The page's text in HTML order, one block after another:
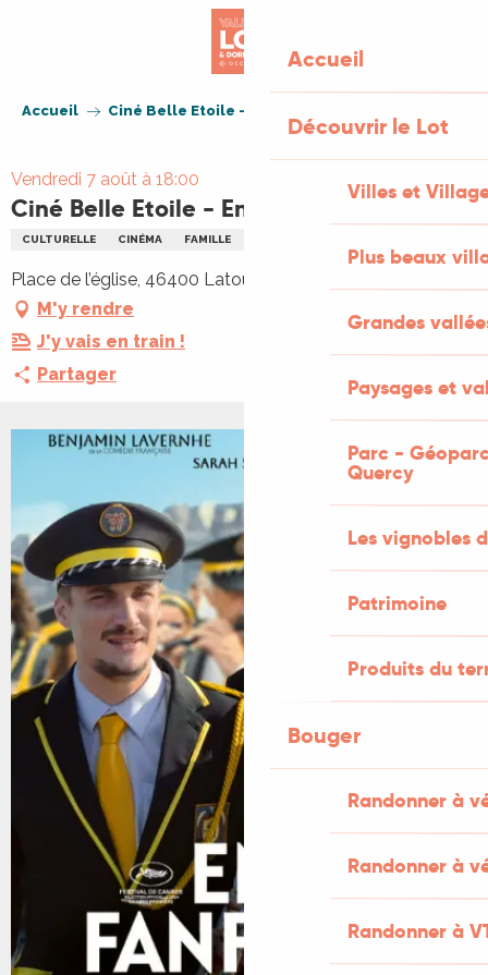
Accueil
Découvrir le Lot
Villes et
Plus beaux
Grandes
Paysages et
Parc -
Quercy
Les vignobles
Patrimoine
Produits du
Bouger
Randonner à
Randonner à
Randonner à
Accueil Ciné Belle Etoile - En Fanfare
Vendredi 7 août à 18:00
Ciné Belle Etoile - En Fanfare
CULTURELLE CINÉMA FAMILLE
Place de l’église, 46400 Latouille-Lentillac
M'y rendre
J'y vais en train !
Partager